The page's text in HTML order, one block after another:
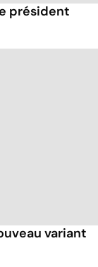
président
variant